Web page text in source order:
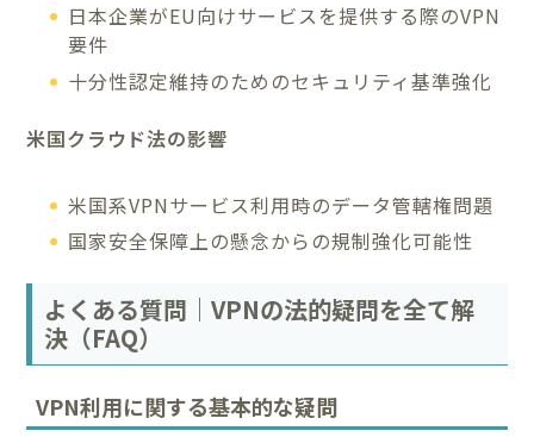
日本企業がEU向けサービスを提供する際のVPN
要件
十分性認定維持のためのセキュリティ基準強化
米国クラウド法の影響
米国系VPNサービス利用時のデータ管轄権問題
国家安全保障上の懸念からの規制強化可能性
よくある質問｜VPNの法的疑問を全て解
決（FAQ）
VPN利用に関する基本的な疑問